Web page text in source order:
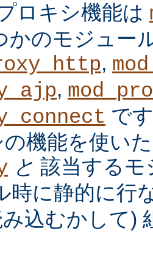
ロキシ機能は
かのモジュー
,
,
で
機能を使い
と 該当するモ
時に静的に行
込むかして)